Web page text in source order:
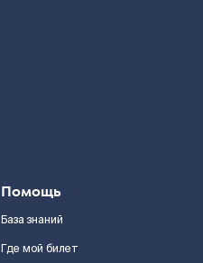
Помощь
База знаний
Где мой билет